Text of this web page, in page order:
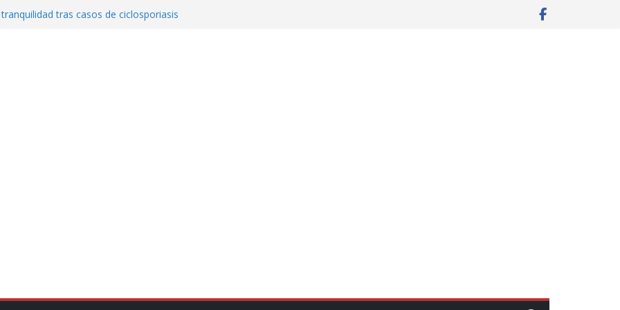
tras casos de ciclosporiasis
de vínculos con México: